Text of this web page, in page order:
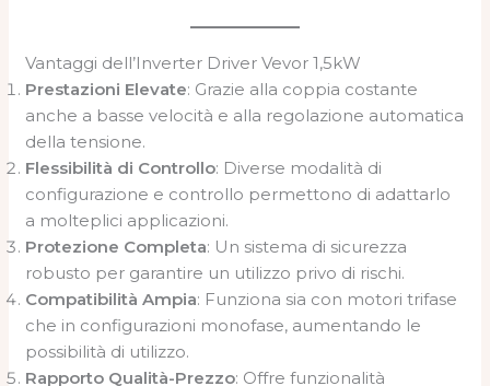
Vantaggi dell’Inverter Driver Vevor 1,5kW
Prestazioni Elevate: Grazie alla coppia costante
anche a basse velocità e alla regolazione automatica
della tensione.
Flessibilità di Controllo: Diverse modalità di
configurazione e controllo permettono di adattarlo
a molteplici applicazioni.
Protezione Completa: Un sistema di sicurezza
robusto per garantire un utilizzo privo di rischi.
Compatibilità Ampia: Funziona sia con motori trifase
che in configurazioni monofase, aumentando le
possibilità di utilizzo.
Rapporto Qualità-Prezzo: Offre funzionalità